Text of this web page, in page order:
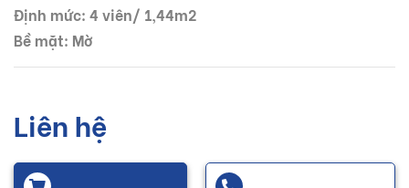
Định mức: 4 viên/ 1,44m2
Bề mặt: Mờ
Liên hệ